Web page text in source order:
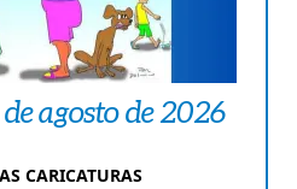
agosto de 2026
CARICATURAS